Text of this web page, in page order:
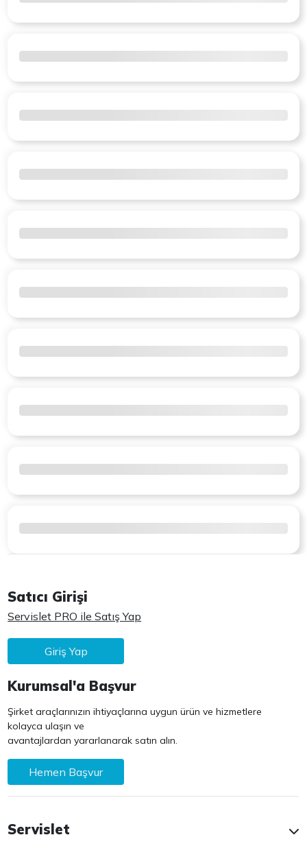
Satıcı Girişi
Servislet PRO ile Satış Yap
Giriş Yap
Kurumsal'a Başvur
Şirket araçlarınızın ihtiyaçlarına uygun ürün ve hizmetlere
kolayca ulaşın ve
avantajlardan yararlanarak satın alın.
Hemen Başvur
Servislet